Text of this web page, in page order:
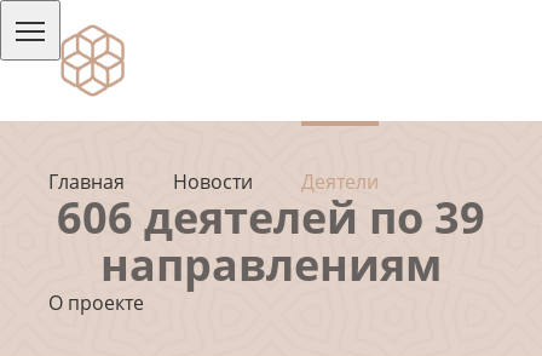
Главная Новости Деятели
О проекте
606 деятелей по 39
направлениям